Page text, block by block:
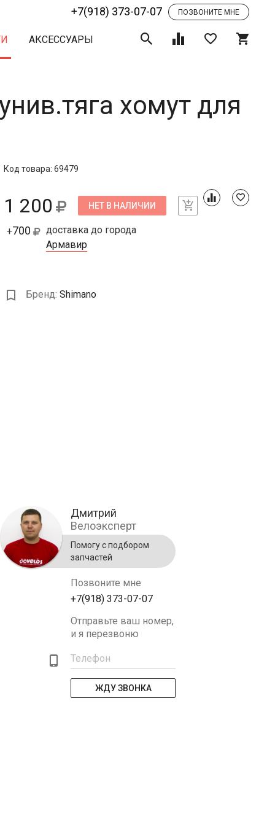
+7(918) 373-07-07 ПОЗВОНИТЕ МНЕ
АКСЕССУАРЫ
хомут для
Код товара: 69479
1 200 НЕТ В НАЛИЧИИ
+700
доставка до города
Армавир
Бренд: Shimano
Дмитрий
Велоэксперт
Помогу с подбором
запчастей
Позвоните мне
+7(918) 373-07-07
Отправьте ваш номер,
и я перезвоню
Телефон
ЖДУ ЗВОНКА